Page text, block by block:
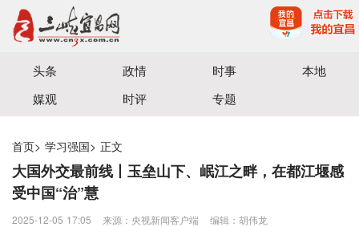
宜昌三峡融媒体中心主办
头条 政情 时事
本地
媒观
时评 专题
首页> 学习强国> 正文
大国外交最前线丨玉垒山下、岷江之畔，在都江堰感
受中国“治”慧
2025-12-05 17:05 来源：央视新闻客户端 编辑：胡伟龙